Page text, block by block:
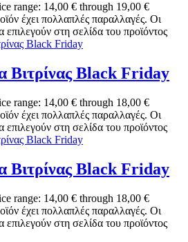
range: 14,00 € through 19,00 €
έχει πολλαπλές παραλλαγές. Οι
επιλεγούν στη σελίδα του προϊόντος
Βιτρίνας Black Friday
range: 14,00 € through 18,00 €
έχει πολλαπλές παραλλαγές. Οι
επιλεγούν στη σελίδα του προϊόντος
Βιτρίνας Black Friday
range: 14,00 € through 18,00 €
έχει πολλαπλές παραλλαγές. Οι
επιλεγούν στη σελίδα του προϊόντος